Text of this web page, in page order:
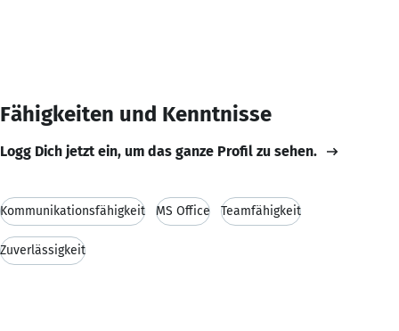
Fähigkeiten und Kenntnisse
Logg Dich jetzt ein, um das ganze Profil zu sehen.
Kommunikationsfähigkeit MS Office Teamfähigkeit
Zuverlässigkeit